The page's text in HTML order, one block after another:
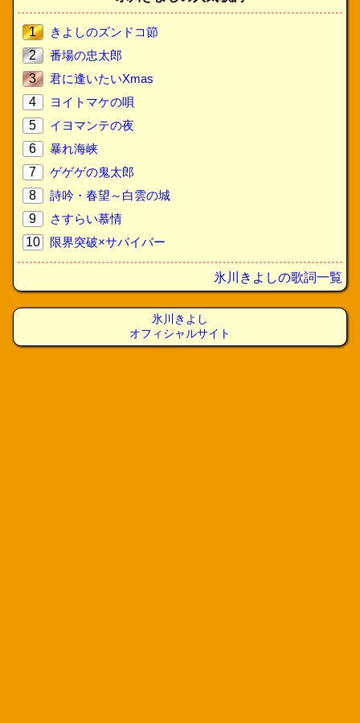
1
きよしのズンドコ節
2
番場の忠太郎
3
君に逢いたいXmas
4
ヨイトマケの唄
5
イヨマンテの夜
6
暴れ海峡
7
ゲゲゲの鬼太郎
8
詩吟・春望～白雲の城
9
さすらい慕情
10
限界突破×サバイバー
氷川きよしの歌詞一覧
氷川きよし
オフィシャルサイト